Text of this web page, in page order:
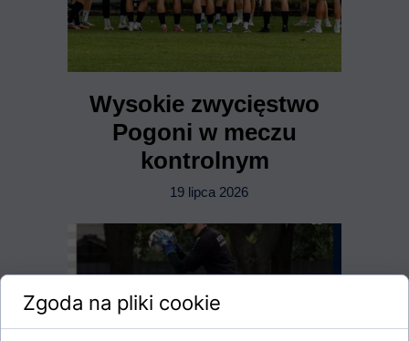
Wysokie zwycięstwo
Pogoni w meczu
kontrolnym
19 lipca 2026
Zgoda na pliki cookie